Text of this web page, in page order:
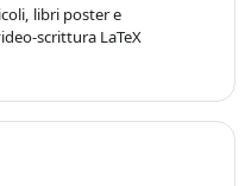
libri poster e
scrittura LaTeX